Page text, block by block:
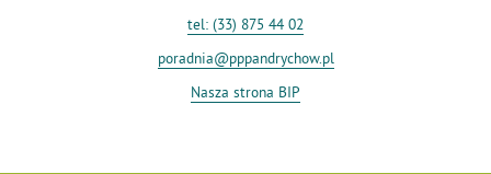
tel: (33) 875 44 02
poradnia@pppandrychow.pl
Nasza strona BIP